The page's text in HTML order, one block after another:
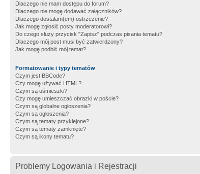
Dlaczego nie mam dostępu do forum?
Dlaczego nie mogę dodawać załączników?
Dlaczego dostałam(em) ostrzeżenie?
Jak mogę zgłosić posty moderatorowi?
Do czego służy przycisk "Zapisz" podczas pisania tematu?
Dlaczego mój post musi być zatwierdzony?
Jak mogę podbić mój temat?
Formatowanie i typy tematów
Czym jest BBCode?
Czy mogę używać HTML?
Czym są uśmieszki?
Czy mogę umieszczać obrazki w poście?
Czym są globalne ogłoszenia?
Czym są ogłoszenia?
Czym są tematy przyklejone?
Czym są tematy zamknięte?
Czym są ikony tematu?
Problemy Logowania i Rejestracji